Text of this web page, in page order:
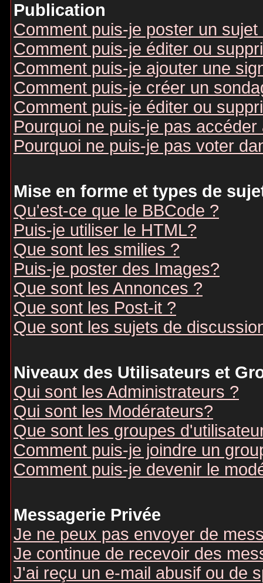
Publication
Comment puis-je poster un
Comment puis-je éditer ou
Comment puis-je ajouter une
Comment puis-je créer un
Comment puis-je éditer ou
Pourquoi ne puis-je pas accéder
Pourquoi ne puis-je pas voter
Mise en forme et types de
Qu'est-ce que le BBCode ?
Puis-je utiliser le HTML?
Que sont les smilies ?
Puis-je poster des Images?
Que sont les Annonces ?
Que sont les Post-it ?
Que sont les sujets de
Niveaux des Utilisateurs et
Qui sont les Administrateurs ?
Qui sont les Modérateurs?
Que sont les groupes
Comment puis-je joindre un
Comment puis-je devenir le
Messagerie Privée
Je ne peux pas envoyer de
Je continue de recevoir des
J'ai reçu un e-mail abusif ou de